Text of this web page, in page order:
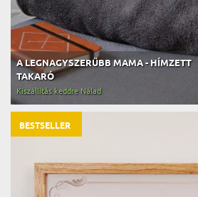
A LEGNAGYSZERŰBB MAMA - HÍMZETT
TAKARÓ
Kiszállítás keddre Nálad
BESTSELLER